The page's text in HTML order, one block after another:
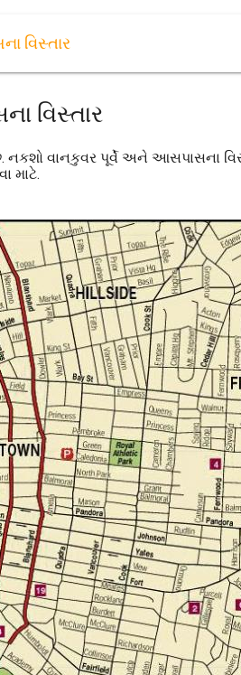
વિસ્તાર
વિસ્તાર
વાનકુવર પૂર્વે અને આસપાસના
માટે.